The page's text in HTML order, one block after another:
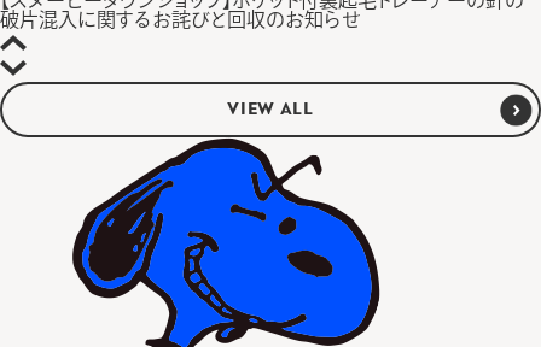
破片混入に関するお詫びと回収のお知らせ
VIEW ALL